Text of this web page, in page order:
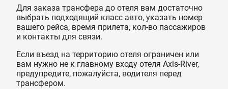
Для заказа трансфера до отеля вам достаточно
выбрать подходящий класс авто, указать номер
вашего рейса, время прилета, кол-во пассажиров
и контакты для связи.
Если въезд на территорию отеля ограничен или
вам нужно не к главному входу отеля Axis-River,
предупредите, пожалуйста, водителя перед
трансфером.